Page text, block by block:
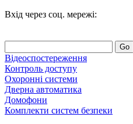
Вхід через соц. мережі:
Go
Відеоспостереження
Контроль доступу
Охоронні системи
Дверна автоматика
Домофони
Комплекти систем безпеки